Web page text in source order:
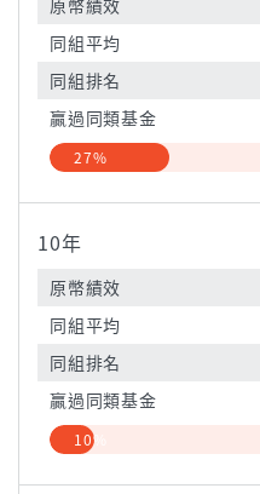
原幣績效
同組平均
同組排名
贏過同類基金
27%
10年
原幣績效
同組平均
同組排名
贏過同類基金
10%